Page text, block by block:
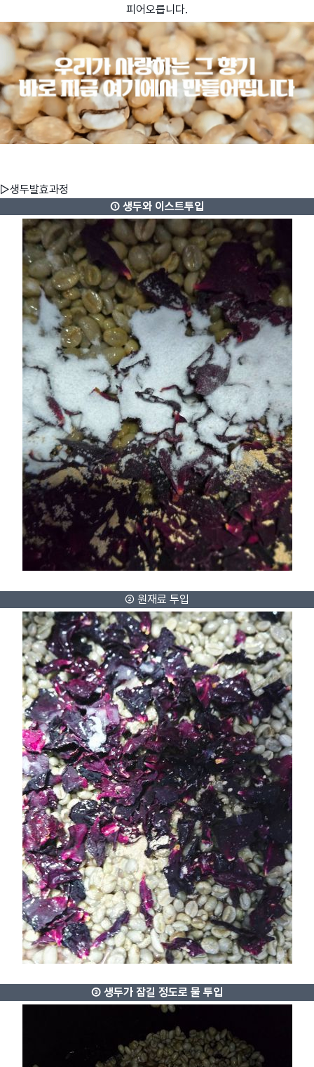
피어오릅니다.
▷생두발효과정
① 생두와 이스트투입
② 원재료 투입
③ 생두가 잠길 정도로 물 투입